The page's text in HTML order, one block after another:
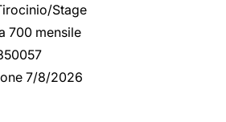
Stage
700 mensile
7/8/2026